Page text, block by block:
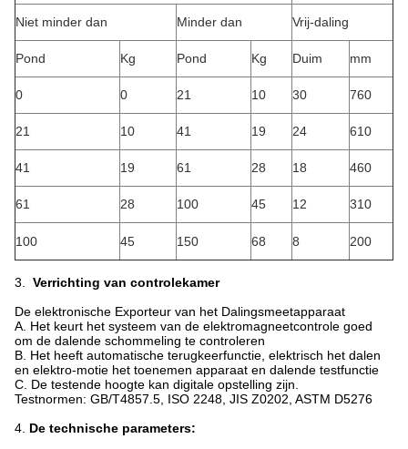
Niet minder dan Minder dan Vrij-daling
Pond Kg Pond Kg Duim mm
0 0 21 10 30 760
21 10 41 19 24 610
41 19 61 28 18 460
61 28 100 45 12 310
100 45 150 68 8 200
3. Verrichting van controlekamer
De elektronische Exporteur van het Dalingsmeetapparaat
A. Het keurt het systeem van de elektromagneetcontrole goed
om de dalende schommeling te controleren
B. Het heeft automatische terugkeerfunctie, elektrisch het dalen
en elektro-motie het toenemen apparaat en dalende testfunctie
C. De testende hoogte kan digitale opstelling zijn.
Testnormen: GB/T4857.5, ISO 2248, JIS Z0202, ASTM D5276
4. De technische parameters: